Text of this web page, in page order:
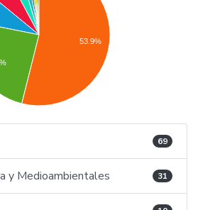
53.9%
69
y Medioambientales 31